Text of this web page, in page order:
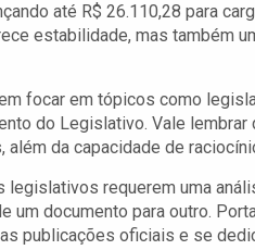
até R$ 26.110,28 para
estabilidade, mas também
focar em tópicos como
do Legislativo. Vale lembrar
da capacidade de
requerem uma
documento para outro.
publicações oficiais e se